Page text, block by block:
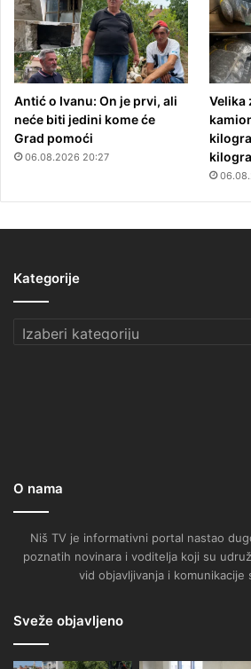
Antić o Ivanu: On je prvi, ali
neće biti jedini kome će
Grad pomoći
06.08.2026 20:27
Velika
Kategorije
Kategorije
O nama
Niš TV je informativni portal nastao
poznatih novinara i voditelja koji su
vid objavljivanja i komunikacije
Sveže objavljeno